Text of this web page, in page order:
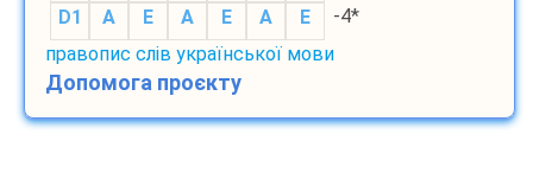
D1
A E A E A E
-4*
правопис слів української мови
Допомога проєкту